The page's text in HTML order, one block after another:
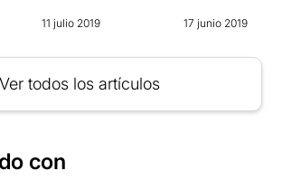
11 julio 2019 17 junio 2019
Ver todos los artículos
con